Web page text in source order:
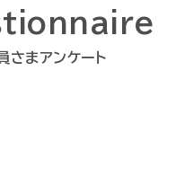
さまアンケート